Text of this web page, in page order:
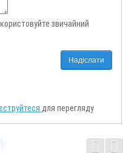
звичайний
Надіслати
для перегляду